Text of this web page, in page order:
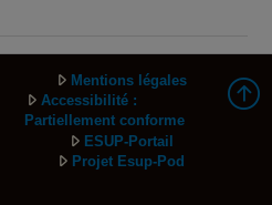
Mentions légales
Accessibilité :
Partiellement conforme
ESUP-Portail
Projet Esup-Pod